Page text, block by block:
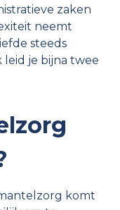
zaken
neemt
steeds
leid je bijna twee
komt